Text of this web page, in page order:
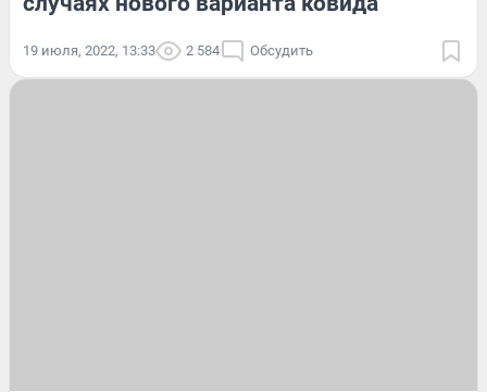
19 июля, 2022, 13:33 2 584 Обсудить